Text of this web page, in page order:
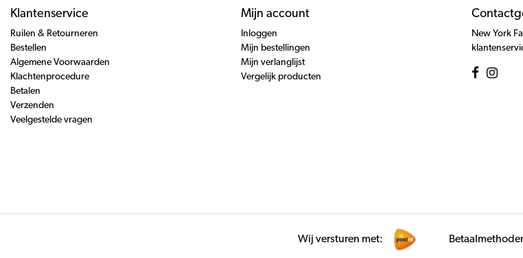
Klantenservice
Ruilen & Retourneren
Bestellen
Algemene Voorwaarden
Klachtenprocedure
Betalen
Verzenden
Veelgestelde vragen
Mijn account
Inloggen
Mijn bestellingen
Mijn verlanglijst
Vergelijk producten
New York
Wij versturen met: